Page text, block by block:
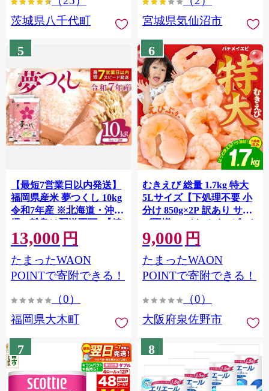
茨城県八千代町
宮城県気仙沼市
5
【最短7営業日以内発送】
福岡県産米 夢つくし 10kg
令和7年産 ※北海道・沖
縄・離島は配送不可 |【精
米 単一米 単一原料米 7年
産 国産 お米 ブランド米
5kg × 2 ゆめつくし】
CY009_01
13,000 円
たまったWAON
POINTで寄附できる！
（0）
福岡県大木町
6
むきえび 総量 1.7kg 特大
5Lサイズ【下処理不要 小
分け 850g×2P 訳あり サイ
ズ不揃い バナメイエビ バ
ラ凍結】 G4142
9,000 円
たまったWAON
POINTで寄附できる！
（0）
大阪府泉佐野市
7 8